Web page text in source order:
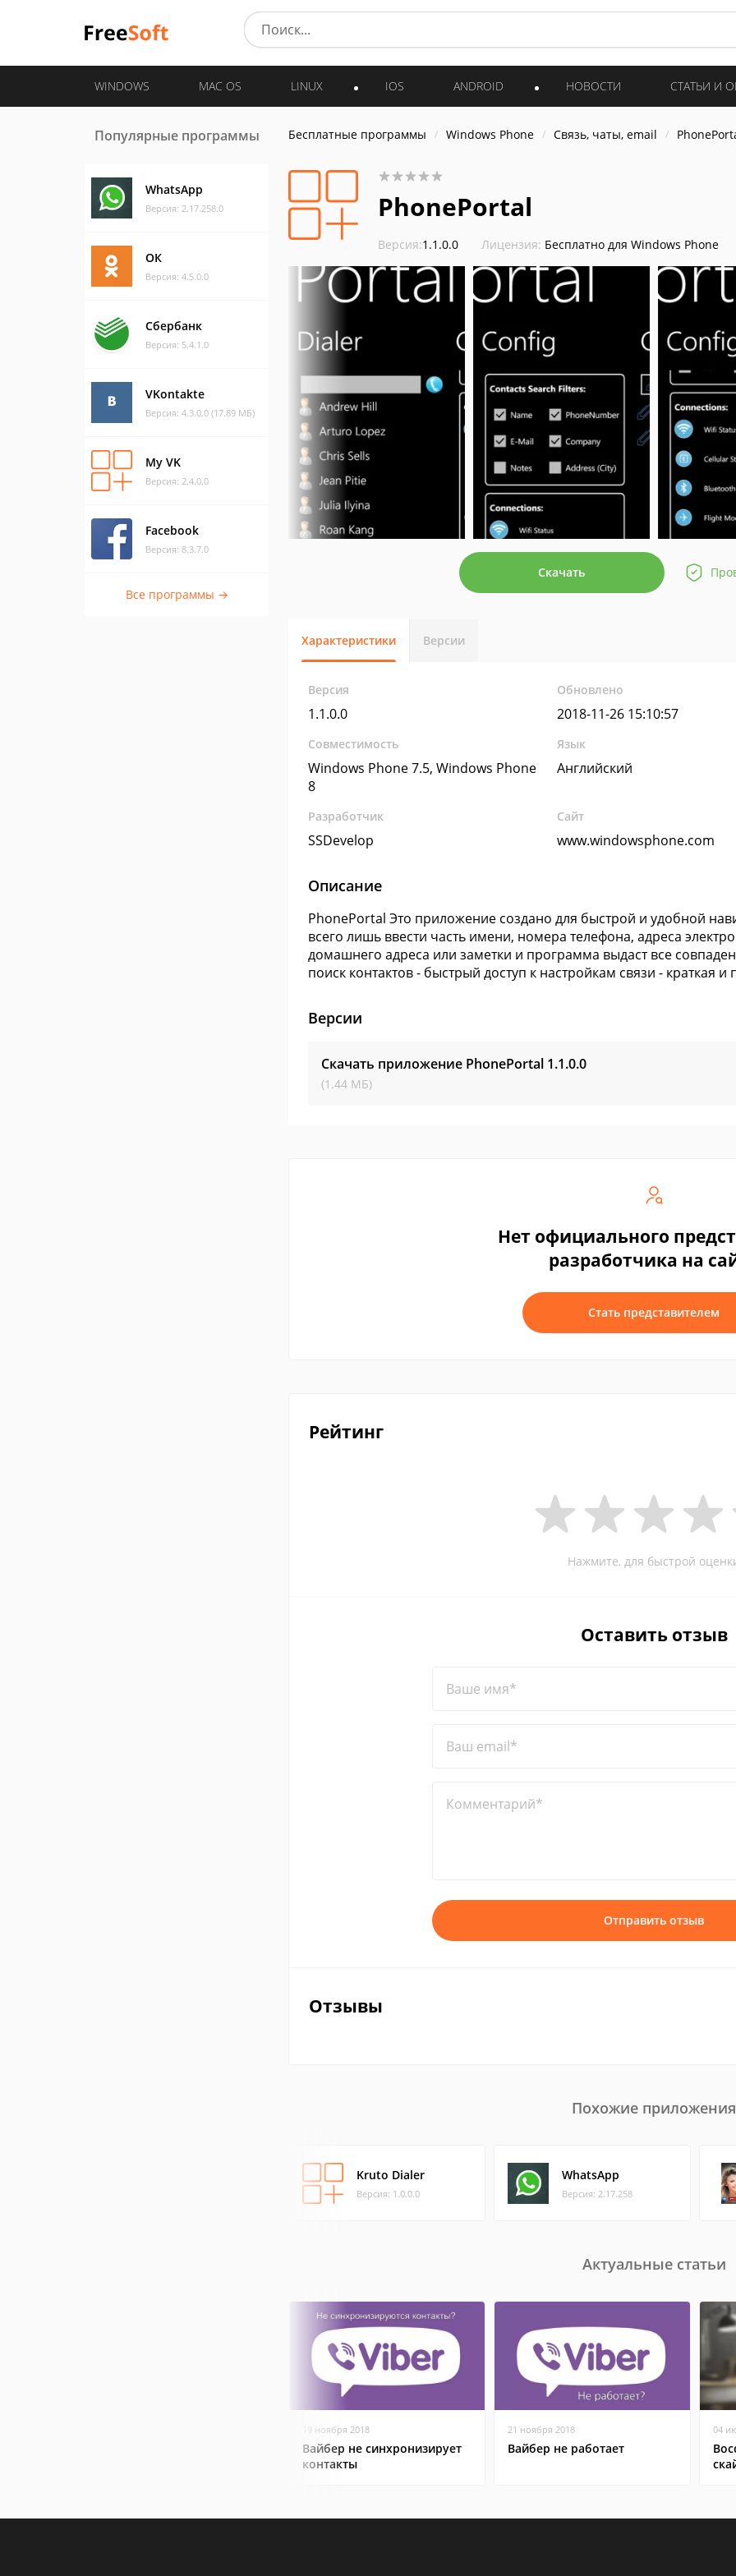
WINDOWS MAC OS LINUX IOS ANDROID НОВОСТИ СТАТЬИ И
Популярные программы
WhatsApp
Версия: 2.17.258.0
ОК
Версия: 4.5.0.0
Сбербанк
Версия: 5.4.1.0
VKontakte
Версия: 4.3.0.0 (17.89 МБ)
My VK
Версия: 2.4.0.0
Facebook
Версия: 8.3.7.0
Все программы →
Бесплатные программы Windows Phone Связь, чаты, email
PhonePortal
Версия:1.1.0.0 Лицензия: Бесплатно для Windows Phone
Скачать
Характеристики Версии
Версия
1.1.0.0
Обновлено
2018-11-26 15:10:57
Совместимость
Windows Phone 7.5, Windows Phone
8
Язык
Английский
Разработчик
SSDevelop
Сайт
www.windowsphone.com
Описание
PhonePortal Это приложение создано для быстрой и удобной
всего лишь ввести часть имени, номера телефона, адреса
домашнего адреса или заметки и программа выдаст все
поиск контактов - быстрый доступ к настройкам связи - краткая
Версии
Скачать приложение PhonePortal 1.1.0.0
(1.44 МБ)
Нет официального
разработчика на
Стать представителем
Рейтинг
Нажмите, для быстрой
Оставить отзыв
Ваше имя*
Ваш email*
Комментарий*
Отправить отзыв
Отзывы
Похожие приложения
Kruto Dialer
Версия: 1.0.0.0
WhatsApp
Версия: 2.17.258
Актуальные статьи
19 ноября 2018
Вайбер не синхронизирует
контакты
21 ноября 2018
Вайбер не работает
04